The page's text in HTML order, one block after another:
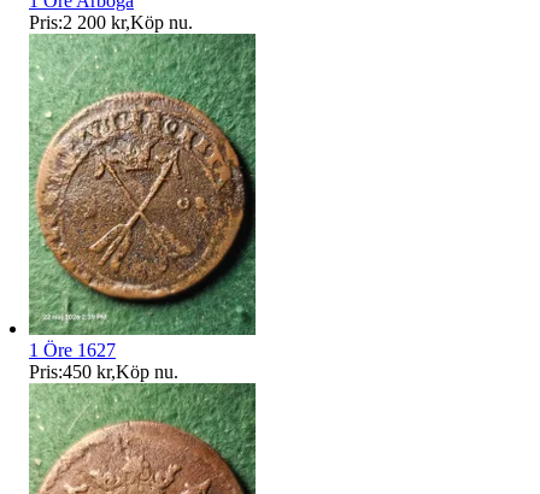
Pris:2 200 kr,Köp nu.
1 Öre 1627
Pris:450 kr,Köp nu.